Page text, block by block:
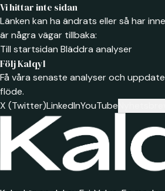
Vi hittar inte sidan
Länken kan ha ändrats eller så har
är några vägar tillbaka:
Till startsidan Bläddra analyser
Följ Kalqyl
Få våra senaste analyser och
flöde.
X (Twitter)LinkedInYouTube